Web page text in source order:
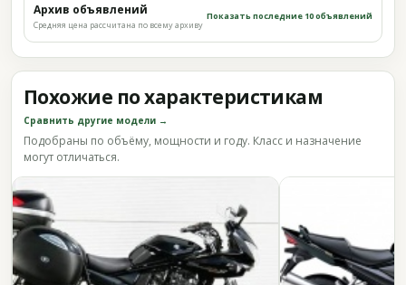
Архив объявлений
Средняя цена рассчитана по всему архиву
Показать последние 10 объявлений
Похожие по характеристикам
Сравнить другие модели →
Подобраны по объёму, мощности и году. Класс и назначение
могут отличаться.